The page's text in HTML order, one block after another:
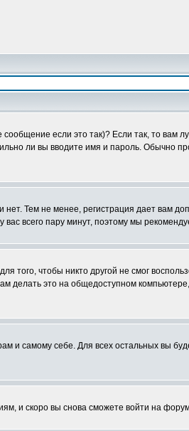
если это так)? Если так, то вам
ли вы вводите имя и пароль. Обычно
Тем не менее, регистрация дает вам
всего пару минут, поэтому мы
того, чтобы никто другой не смог
делать это на общедоступном
и самому себе. Для всех остальных вы
и скоро вы снова сможете войти на